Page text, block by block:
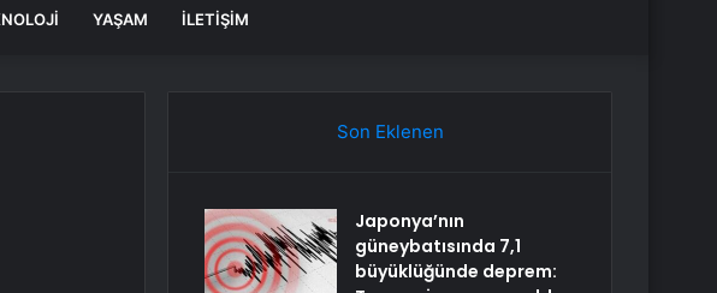
YAŞAM İLETIŞIM
Son Eklenen
Japonya’nın
güneybatısında 7,1
büyüklüğünde deprem: